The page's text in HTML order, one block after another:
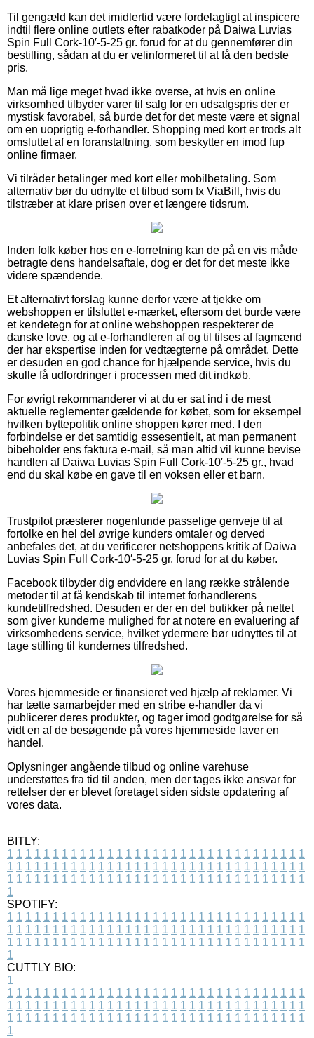
Til gengæld kan det imidlertid være fordelagtigt at inspicere
indtil flere online outlets efter rabatkoder på Daiwa Luvias
Spin Full Cork-10′-5-25 gr. forud for at du gennemfører din
bestilling, sådan at du er velinformeret til at få den bedste
pris.
Man må lige meget hvad ikke overse, at hvis en online
virksomhed tilbyder varer til salg for en udsalgspris der er
mystisk favorabel, så burde det for det meste være et signal
om en uoprigtig e-forhandler. Shopping med kort er trods alt
omsluttet af en foranstaltning, som beskytter en imod fup
online firmaer.
Vi tilråder betalinger med kort eller mobilbetaling. Som
alternativ bør du udnytte et tilbud som fx ViaBill, hvis du
tilstræber at klare prisen over et længere tidsrum.
Inden folk køber hos en e-forretning kan de på en vis måde
betragte dens handelsaftale, dog er det for det meste ikke
videre spændende.
Et alternativt forslag kunne derfor være at tjekke om
webshoppen er tilsluttet e-mærket, eftersom det burde være
et kendetegn for at online webshoppen respekterer de
danske love, og at e-forhandleren af og til tilses af fagmænd
der har ekspertise inden for vedtægterne på området. Dette
er desuden en god chance for hjælpende service, hvis du
skulle få udfordringer i processen med dit indkøb.
For øvrigt rekommanderer vi at du er sat ind i de mest
aktuelle reglementer gældende for købet, som for eksempel
hvilken byttepolitik online shoppen kører med. I den
forbindelse er det samtidig essesentielt, at man permanent
bibeholder ens faktura e-mail, så man altid vil kunne bevise
handlen af Daiwa Luvias Spin Full Cork-10′-5-25 gr., hvad
end du skal købe en gave til en voksen eller et barn.
Trustpilot præsterer nogenlunde passelige genveje til at
fortolke en hel del øvrige kunders omtaler og derved
anbefales det, at du verificerer netshoppens kritik af Daiwa
Luvias Spin Full Cork-10′-5-25 gr. forud for at du køber.
Facebook tilbyder dig endvidere en lang række strålende
metoder til at få kendskab til internet forhandlerens
kundetilfredshed. Desuden er der en del butikker på nettet
som giver kunderne mulighed for at notere en evaluering af
virksomhedens service, hvilket ydermere bør udnyttes til at
tage stilling til kundernes tilfredshed.
Vores hjemmeside er finansieret ved hjælp af reklamer. Vi
har tætte samarbejder med en stribe e-handler da vi
publicerer deres produkter, og tager imod godtgørelse for så
vidt en af de besøgende på vores hjemmeside laver en
handel.
Oplysninger angående tilbud og online varehuse
understøttes fra tid til anden, men der tages ikke ansvar for
rettelser der er blevet foretaget siden sidste opdatering af
vores data.
BITLY:
1 1 1 1 1 1 1 1 1 1 1 1 1 1 1 1 1 1 1 1 1 1 1 1 1 1 1 1 1 1 1 1 1
1 1 1 1 1 1 1 1 1 1 1 1 1 1 1 1 1 1 1 1 1 1 1 1 1 1 1 1 1 1 1 1 1
1 1 1 1 1 1 1 1 1 1 1 1 1 1 1 1 1 1 1 1 1 1 1 1 1 1 1 1 1 1 1 1 1
1
SPOTIFY:
1 1 1 1 1 1 1 1 1 1 1 1 1 1 1 1 1 1 1 1 1 1 1 1 1 1 1 1 1 1 1 1 1
1 1 1 1 1 1 1 1 1 1 1 1 1 1 1 1 1 1 1 1 1 1 1 1 1 1 1 1 1 1 1 1 1
1 1 1 1 1 1 1 1 1 1 1 1 1 1 1 1 1 1 1 1 1 1 1 1 1 1 1 1 1 1 1 1 1
1
CUTTLY BIO:
1
1 1 1 1 1 1 1 1 1 1 1 1 1 1 1 1 1 1 1 1 1 1 1 1 1 1 1 1 1 1 1 1 1
1 1 1 1 1 1 1 1 1 1 1 1 1 1 1 1 1 1 1 1 1 1 1 1 1 1 1 1 1 1 1 1 1
1 1 1 1 1 1 1 1 1 1 1 1 1 1 1 1 1 1 1 1 1 1 1 1 1 1 1 1 1 1 1 1 1
1